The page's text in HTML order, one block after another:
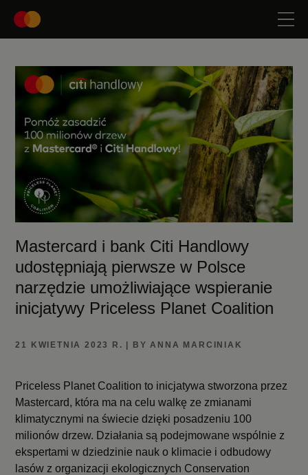
Mastercard i bank Citi Handlowy
udostępniają pierwsze w Polsce
narzędzie umożliwiające wspieranie
inicjatywy Priceless Planet Coalition
21 KWIETNIA 2023 R. | BY ANNA MARCINIAK
Priceless Planet Coalition to inicjatywa stworzona przez
Mastercard, która ma na celu walkę ze zmianami
klimatycznymi na świecie dzięki posadzeniu 100
milionów drzew. Działania są podejmowane wspólnie z
ekspertami w dziedzinie nauk o klimacie i odbudowy
lasów z organizacji ekologicznych Conservation